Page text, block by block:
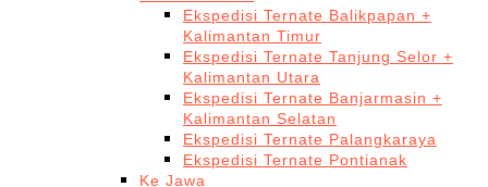
Ekspedisi Ternate Balikpapan +
Kalimantan Timur
Ekspedisi Ternate Tanjung Selor +
Kalimantan Utara
Ekspedisi Ternate Banjarmasin +
Kalimantan Selatan
Ekspedisi Ternate Palangkaraya
Ekspedisi Ternate Pontianak
Ke Jawa